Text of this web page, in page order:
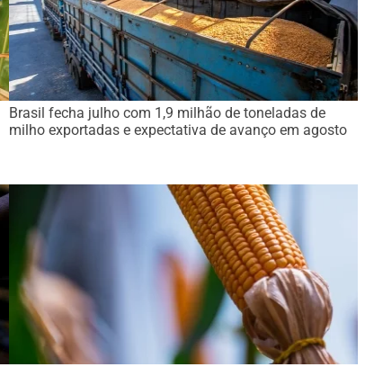
Brasil fecha julho com 1,9 milhão de toneladas de
milho exportadas e expectativa de avanço em agosto